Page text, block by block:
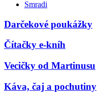
Smradi
Darčekové poukážky
Čítačky e-kníh
Vecičky od Martinusu
Káva, čaj a pochutiny